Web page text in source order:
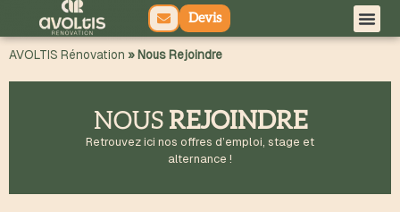
principal
Devis
AVOLTIS Rénovation » Nous Rejoindre
NOUS REJOINDRE
Retrouvez ici nos offres d’emploi, stage et
alternance !